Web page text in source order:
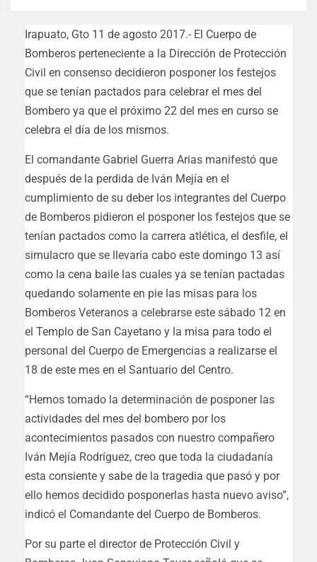
Irapuato, Gto 11 de agosto 2017.- El Cuerpo de
Bomberos perteneciente a la Dirección de Protección
Civil en consenso decidieron posponer los festejos
que se tenían pactados para celebrar el mes del
Bombero ya que el próximo 22 del mes en curso se
celebra el día de los mismos.
El comandante Gabriel Guerra Arias manifestó que
después de la perdida de Iván Mejía en el
cumplimiento de su deber los integrantes del Cuerpo
de Bomberos pidieron el posponer los festejos que se
tenían pactados como la carrera atlética, el desfile, el
simulacro que se llevaría cabo este domingo 13 así
como la cena baile las cuales ya se tenían pactadas
quedando solamente en pie las misas para los
Bomberos Veteranos a celebrarse este sábado 12 en
el Templo de San Cayetano y la misa para todo el
personal del Cuerpo de Emergencias a realizarse el
18 de este mes en el Santuario del Centro.
“Hemos tomado la determinación de posponer las
actividades del mes del bombero por los
acontecimientos pasados con nuestro compañero
Iván Mejía Rodríguez, creo que toda la ciudadanía
esta consiente y sabe de la tragedia que pasó y por
ello hemos decidido posponerlas hasta nuevo aviso”,
indicó el Comandante del Cuerpo de Bomberos.
Por su parte el director de Protección Civil y